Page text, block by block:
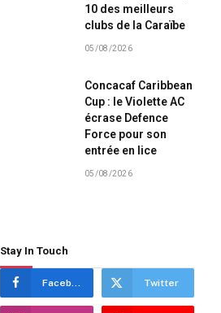
10 des meilleurs
clubs de la Caraïbe
05/08/2026
Concacaf Caribbean
Cup : le Violette AC
écrase Defence
Force pour son
entrée en lice
05/08/2026
Stay In Touch
Twitter